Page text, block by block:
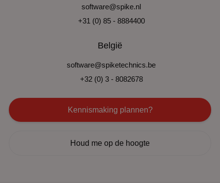
software@spike.nl
+31 (0) 85 - 8884400
België
software@spiketechnics.be
+32 (0) 3 - 8082678
Kennismaking plannen?
Houd me op de hoogte